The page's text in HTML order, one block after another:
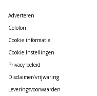
Adverteren
Colofon
Cookie informatie
Cookie Instellingen
Privacy beleid
Disclaimer/vrijwaring
Leveringsvoorwaarden